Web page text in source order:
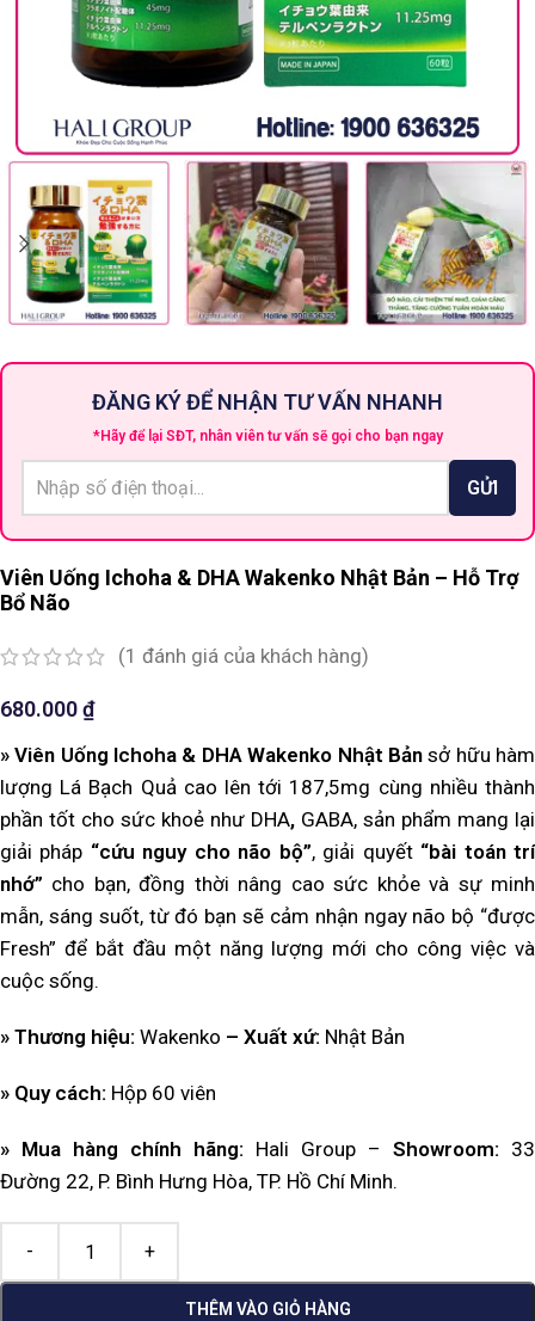
ĐĂNG KÝ ĐỂ NHẬN TƯ VẤN NHANH
*Hãy để lại SĐT, nhân viên tư vấn sẽ gọi cho bạn ngay
Viên Uống Ichoha & DHA Wakenko Nhật Bản – Hỗ Trợ
Bổ Não
(1 đánh giá của khách hàng)
680.000₫
» Viên Uống Ichoha & DHA Wakenko Nhật Bảnsở hữu hàm
lượng Lá Bạch Quả cao lên tới 187,5mg cùng nhiều thành
phần tốt cho sức khoẻ như DHA, GABA, sản phẩm mang lại
giải pháp “cứu nguy cho não bộ”, giải quyết “bài toán trí
nhớ” cho bạn, đồng thời nâng cao sức khỏe và sự minh
mẫn, sáng suốt, từ đó bạn sẽ cảm nhận ngay não bộ “được
Fresh” để bắt đầu một năng lượng mới cho công việc và
cuộc sống.
» Thương hiệu: Wakenko – Xuất xứ: Nhật Bản
» Quy cách: Hộp 60 viên
» Mua hàng chính hãng: Hali Group – Showroom: 33
Đường 22, P. Bình Hưng Hòa, TP. Hồ Chí Minh.
THÊM VÀO GIỎ HÀNG